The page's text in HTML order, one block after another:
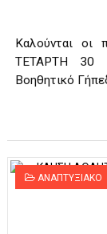
Καλούνται οι
ΤΕΤΑΡΤΗ 30
Βοηθητικό
ΑΝΑΠΤΥΞΙΑΚΟ